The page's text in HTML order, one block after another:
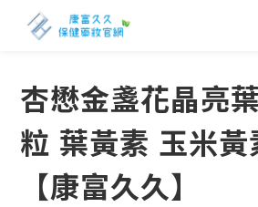
杏懋金盞花晶亮
粒 葉黃素 玉米黃
【康富久久】